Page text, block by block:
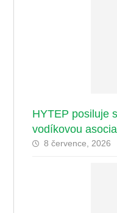
HYTEP posiluje
vodíkovou
8 července, 2026